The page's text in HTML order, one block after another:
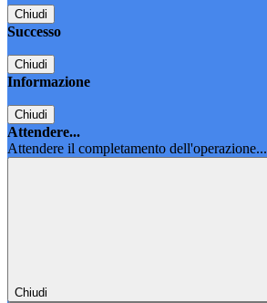
Chiudi
Successo
Chiudi
Informazione
Chiudi
Attendere...
Attendere il completamento dell'operazione...
Chiudi